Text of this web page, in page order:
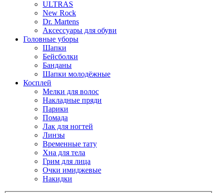
ULTRAS
New Rock
Dr. Martens
Аксессуары для обуви
Головные уборы
Шапки
Бейсболки
Банданы
Шапки молодёжные
Косплей
Мелки для волос
Накладные пряди
Парики
Помада
Лак для ногтей
Линзы
Временные тату
Хна для тела
Грим для лица
Очки имиджевые
Накидки